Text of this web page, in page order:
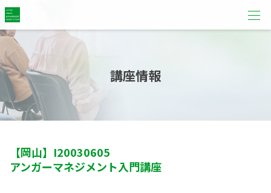
講座情報
【岡山】 I20030605
アンガーマネジメント入門講座